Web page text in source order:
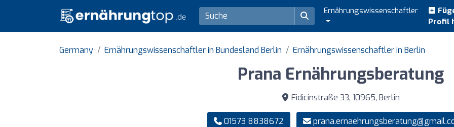
Ernährungswissenschaftler
Profil
Germany Ernährungswissenschaftler in Bundesland Berlin Ernährungswissenschaftler in Berlin
Prana Ernährungsberatung
Fidicinstraße 33, 10965, Berlin
01573 8838672